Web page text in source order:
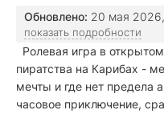
Обновлено: 20 мая
показать подробности
Ролевая игра в
пиратства на Карибах -
мечты и где нет предела
часовое приключение,